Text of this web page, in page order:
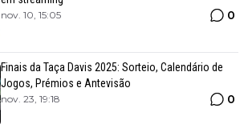
nov. 10, 15:05 0
Finais da Taça Davis 2025: Sorteio, Calendário de
Jogos, Prémios e Antevisão
nov. 23, 19:18 0